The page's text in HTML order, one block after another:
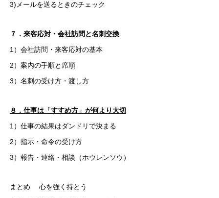
3)メールを送るときのチェック
７．来客応対・会社訪問と名刺交換
1）会社訪問・来客応対の基本
2）案内の手順と席順
3）名刺の受け方・渡し方
８．仕事は「すすめ方」が何より大切
1）仕事の結果はダンドリで決まる
2）指示・命令の受け方
3）報告・連絡・相談（ホウレンソウ）
まとめ 心を強く持とう